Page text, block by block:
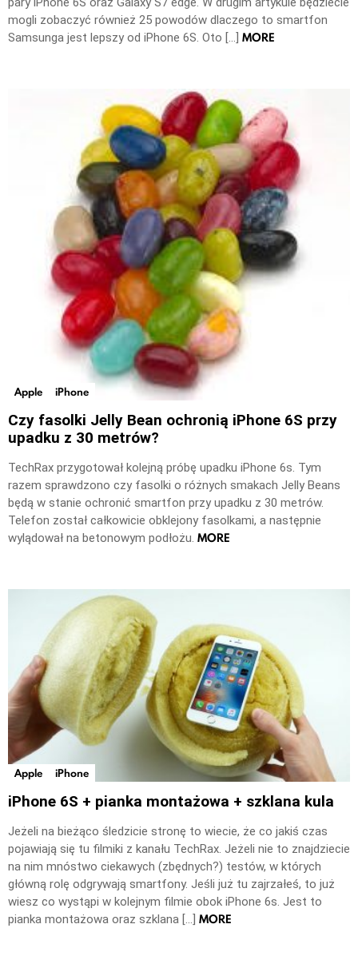
mogli zobaczyć również 25 powodów dlaczego to smartfon
Samsunga jest lepszy od iPhone 6S. Oto […] MORE
Apple iPhone
Czy fasolki Jelly Bean ochronią iPhone 6S przy
upadku z 30 metrów?
TechRax przygotował kolejną próbę upadku iPhone 6s. Tym
razem sprawdzono czy fasolki o różnych smakach Jelly Beans
będą w stanie ochronić smartfon przy upadku z 30 metrów.
Telefon został całkowicie obklejony fasolkami, a następnie
wylądował na betonowym podłożu. MORE
Apple iPhone
iPhone 6S + pianka montażowa + szklana kula
Jeżeli na bieżąco śledzicie stronę to wiecie, że co jakiś czas
pojawiają się tu filmiki z kanału TechRax. Jeżeli nie to znajdziecie
na nim mnóstwo ciekawych (zbędnych?) testów, w których
główną rolę odgrywają smartfony. Jeśli już tu zajrzałeś, to już
wiesz co wystąpi w kolejnym filmie obok iPhone 6s. Jest to
pianka montażowa oraz szklana […] MORE